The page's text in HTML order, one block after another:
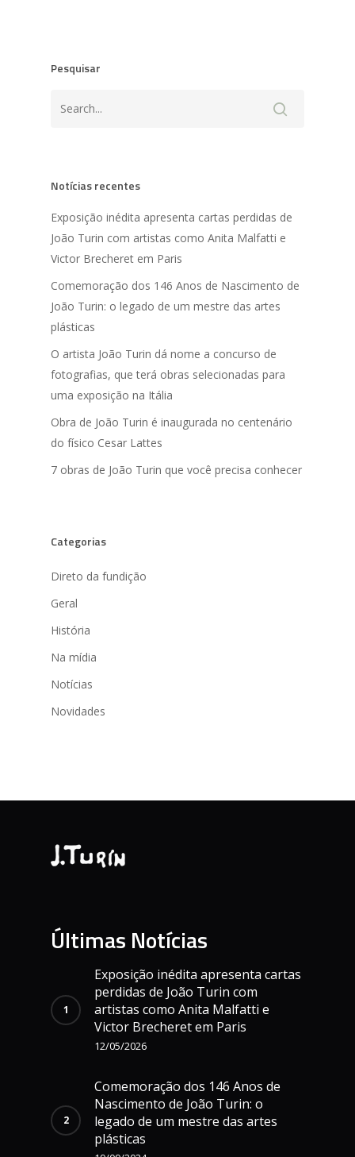
Pesquisar
Notícias recentes
Exposição inédita apresenta cartas perdidas de
João Turin com artistas como Anita Malfatti e
Victor Brecheret em Paris
Comemoração dos 146 Anos de Nascimento de
João Turin: o legado de um mestre das artes
plásticas
O artista João Turin dá nome a concurso de
fotografias, que terá obras selecionadas para
uma exposição na Itália
Obra de João Turin é inaugurada no centenário
do físico Cesar Lattes
7 obras de João Turin que você precisa conhecer
Categorias
Direto da fundição
Geral
História
Na mídia
Notícias
Novidades
Últimas Notícias
Exposição inédita apresenta cartas
perdidas de João Turin com
artistas como Anita Malfatti e
Victor Brecheret em Paris
12/05/2026
Comemoração dos 146 Anos de
Nascimento de João Turin: o
legado de um mestre das artes
plásticas